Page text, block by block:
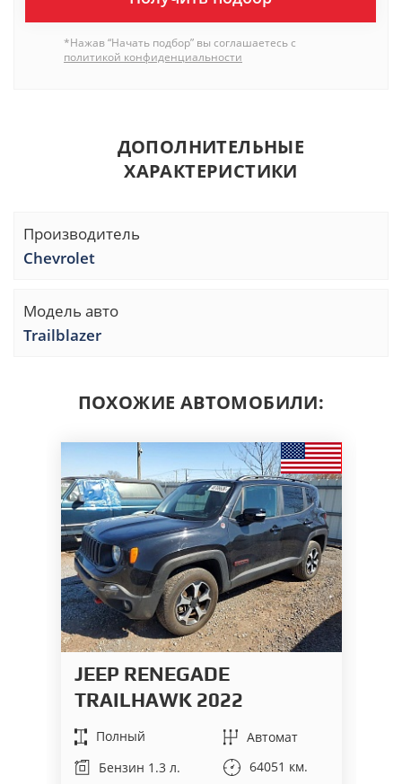
*Нажав “Начать подбор” вы соглашаетесь с
политикой конфиденциальности
ДОПОЛНИТЕЛЬНЫЕ
ХАРАКТЕРИСТИКИ
Производитель
Chevrolet
Модель авто
Trailblazer
ПОХОЖИЕ АВТОМОБИЛИ:
JEEP RENEGADE
TRAILHAWK 2022
Полный
Автомат
Бензин 1.3 л.
64051 км.